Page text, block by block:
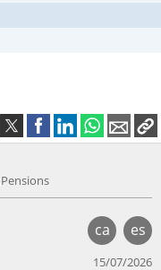
ca es
15/07/2026